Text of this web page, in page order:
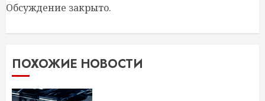
Обсуждение закрыто.
ПОХОЖИЕ НОВОСТИ